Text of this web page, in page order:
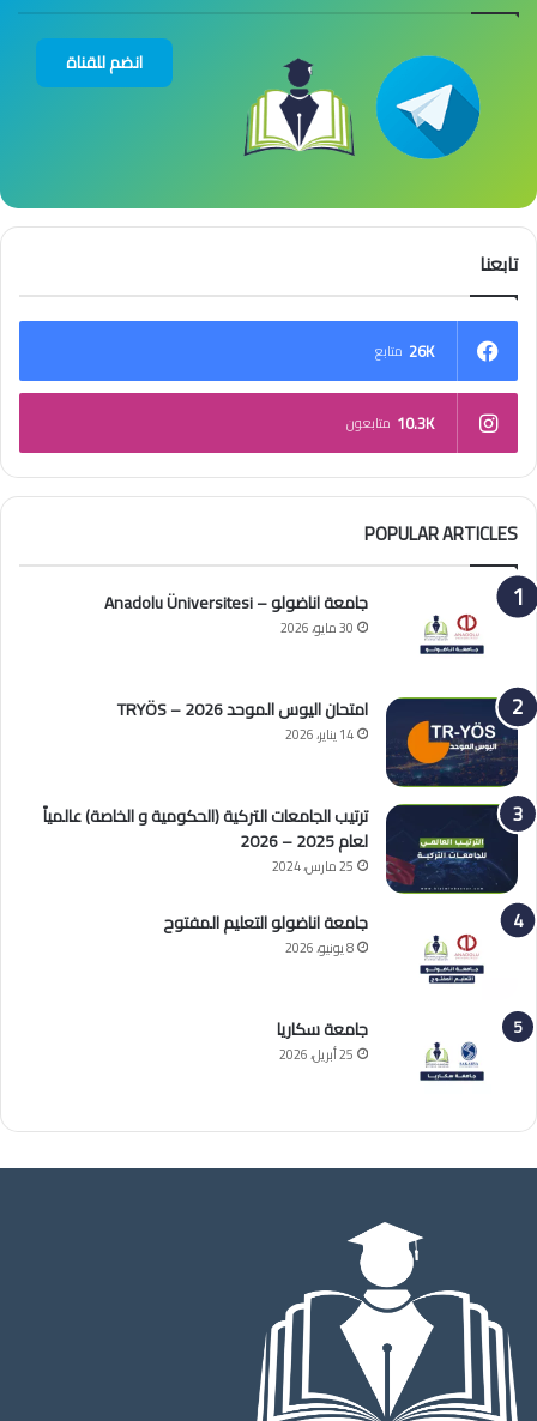
انضم للقناة
تابعنا
26K متابع
10.3K متابعون
POPULAR ARTICLES
جامعة اناضولو – Anadolu Üniversitesi
30 مايو، 2026
امتحان اليوس الموحد 2026 – TRYÖS
14 يناير، 2026
ترتيب الجامعات التركية (الحكومية و الخاصة) عالمياً
لعام 2025 – 2026
25 مارس، 2024
جامعة اناضولو التعليم المفتوح
8 يونيو، 2026
جامعة سكاريا
25 أبريل، 2026